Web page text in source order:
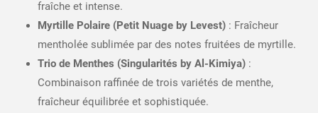
fraîche et intense.
Myrtille Polaire (Petit Nuage by Levest): Fraîcheur
mentholée sublimée par des notes fruitées de myrtille.
Trio de Menthes (Singularités by Al-Kimiya):
Combinaison raffinée de trois variétés de menthe,
fraîcheur équilibrée et sophistiquée.